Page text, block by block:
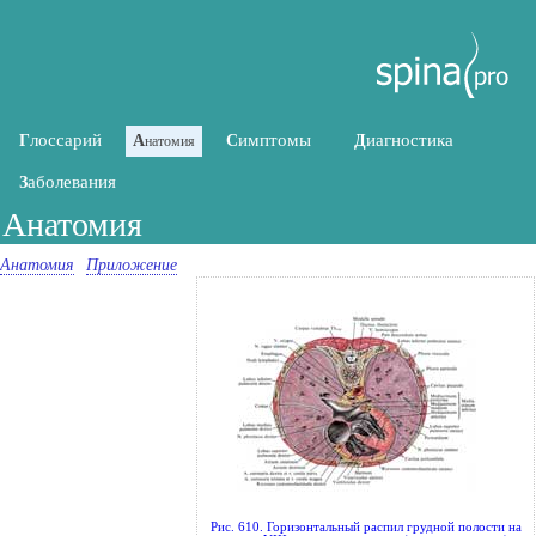
Глоссарий Анатомия Симптомы Диагностика
Заболевания
Анатомия
Анатомия Приложение
Рис. 610. Горизонтальный распил грудной полости на